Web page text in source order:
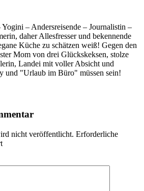
– Andersreisende – Journalistin –
daher Allesfresser und bekennende
Küche zu schätzen weiß! Gegen den
Mom von drei Glückskeksen, stolze
Landei mit voller Absicht und
und "Urlaub im Büro" müssen sein!
nicht veröffentlicht. Erforderliche